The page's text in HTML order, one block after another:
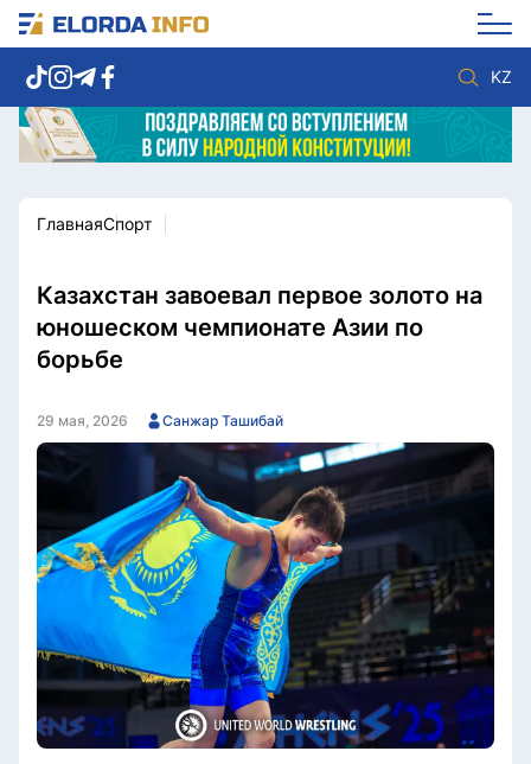
KZ
Новости столицы
Спорт
Культура
Видео
Мир
Послание
ГлавнаяСпорт
Казахстан завоевал первое золото на
юношеском чемпионате Азии по
борьбе
29 мая, 2026 Санжар Ташибай